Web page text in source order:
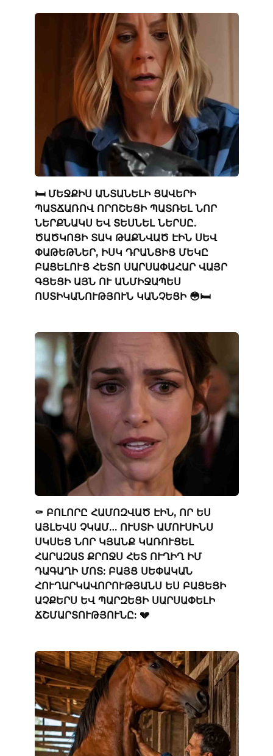
🛏️ ՄԵՋՔԻՍ ԱՆՏԱՆԵԼԻ ՑԱՎԵՐԻ
ՊԱՏՃԱՌՈՎ ՈՐՈՇԵՑԻ ՊԱՏՌԵԼ ՆՈՐ
ՆԵՐՔՆԱԿՍ ԵՎ ՏԵՍՆԵԼ ՆԵՐՍԸ.
ԾԱԾԿՈՑԻ ՏԱԿ ԹԱՔՆՎԱԾ ԷԻՆ ՍԵՎ
ՓԱԹԵԹՆԵՐ, ԻՍԿ ԴՐԱՆՑԻՑ ՄԵԿԸ
ԲԱՑԵԼՈՒՑ ՀԵՏՈ ՍԱՐՍԱՓԱՀԱՐ ՎԱՅՐ
ԳՑԵՑԻ ԱՅՆ ՈՒ ԱՆՄԻՋԱՊԵՍ
ՈՍՏԻԿԱՆՈՒԹՅՈՒՆ ԿԱՆՉԵՑԻ 😳🛏️
⚰️ ԲՈԼՈՐԸ ՀԱՄՈԶՎԱԾ ԷԻՆ, ՈՐ ԵՍ
ԱՅԼԵՎՍ ՉԿԱՄ… ՈՒՍՏԻ ԱՄՈՒՍԻՆՍ
ՍԿՍԵՑ ՆՈՐ ԿՅԱՆՔ ԿԱՌՈՒՑԵԼ
ՀԱՐԱԶԱՏ ՔՐՈՋՍ ՀԵՏ ՈՒՂԻՂ ԻՄ
ԴԱԳԱՂԻ ՄՈՏ: ԲԱՅՑ ՍԵՓԱԿԱՆ
ՀՈՒՂԱՐԿԱՎՈՐՈՒԹՅԱՆՍ ԵՍ ԲԱՑԵՑԻ
ԱՉՔԵՐՍ ԵՎ ՊԱՐԶԵՑԻ ՍԱՐՍԱՓԵԼԻ
ՃՇՄԱՐՏՈՒԹՅՈՒՆԸ: 💔